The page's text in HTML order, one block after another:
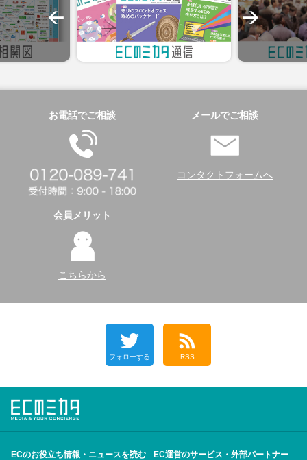
お電話でご相談 メールでご相談
コンタクトフォームへ
会員メリット
こちらから
フォローする RSS
ECのお役立ち情報・ニュースを読む
EC運営のサービス・外部パートナー